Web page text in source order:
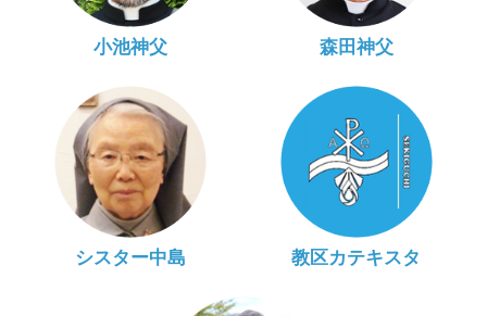
小池神父 森田神父
シスター中島 教区カテキスタ